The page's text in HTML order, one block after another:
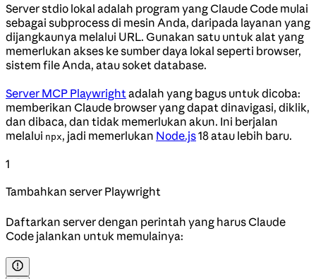
Server stdio lokal adalah program yang Claude Code mulai
sebagai subprocess di mesin Anda, daripada layanan yang
dijangkaunya melalui URL. Gunakan satu untuk alat yang
memerlukan akses ke sumber daya lokal seperti browser,
sistem file Anda, atau soket database.
Server MCP Playwright adalah yang bagus untuk dicoba:
memberikan Claude browser yang dapat dinavigasi, diklik,
dan dibaca, dan tidak memerlukan akun. Ini berjalan
melalui npx, jadi memerlukan Node.js18 atau lebih baru.
1
Tambahkan server Playwright
Daftarkan server dengan perintah yang harus Claude
Code jalankan untuk memulainya: